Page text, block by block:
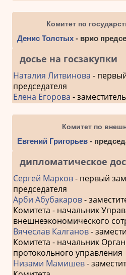
Комитет по
Денис Толстых- врио
досье на госзакупки
Наталия Литвинова -
председателя
Елена Егорова -
Комитет по
Евгений Григорьев-
дипломатическое
Сергей Марков- первый
председателя
Арби Абубакаров-
Комитета - начальник
внешнеэкономического
Вячеслав Калганов-
Комитета - начальник
протокольного управления
Низами Мамишев-